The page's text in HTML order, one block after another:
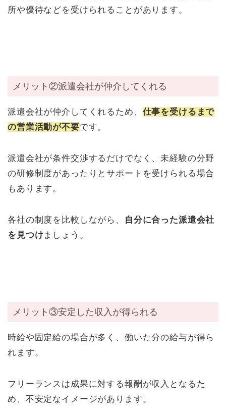
所や優待などを受けられることがあります。
メリット②派遣会社が仲介してくれる
派遣会社が仲介してくれるため、 仕事を受けるまで
の営業活動が不要です。
派遣会社が条件交渉するだけでなく、未経験の分野
の研修制度があったりとサポートを受けられる場合
もあります。
各社の制度を比較しながら、
自分に合った派遣会社
を見つけましょう。
メリット③安定した収入が得られる
時給や固定給の場合が多く、働いた分の給与が得ら
れます。
フリーランスは成果に対する報酬が収入となるた
め、不安定なイメージがあります。